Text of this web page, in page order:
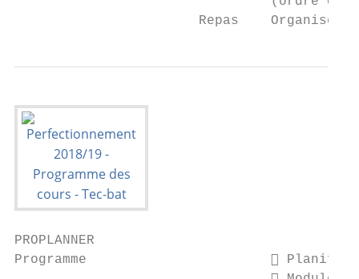
Repas    Organisé
PROPLANNER
Programme                       